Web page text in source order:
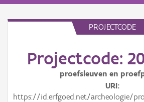
PROJECTCODE
Projectcode:
proefsleuven en
URI
https://id.erfgoed.net/archeologie/